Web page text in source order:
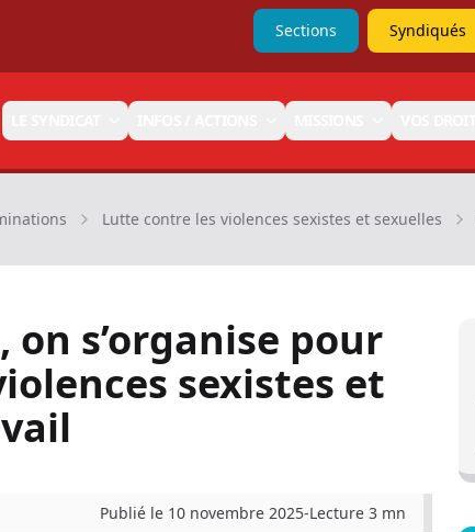
Sections Syndiqués
Lutte contre les violences sexistes et sexuelles
on s’organise pour
sexistes et
Publié le 10 novembre 2025-Lecture 3 mn